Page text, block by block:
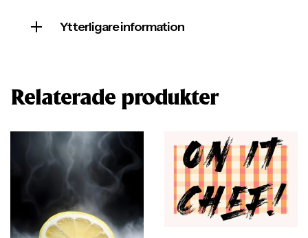
Ytterligare information
Relaterade produkter